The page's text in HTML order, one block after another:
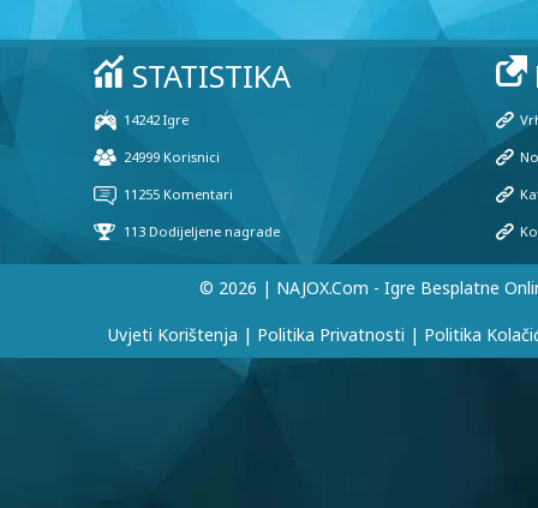
© 2026 | NAJOX.com - Igre Besplatne
Uvjeti Korištenja | Politika Privatnosti | Politika